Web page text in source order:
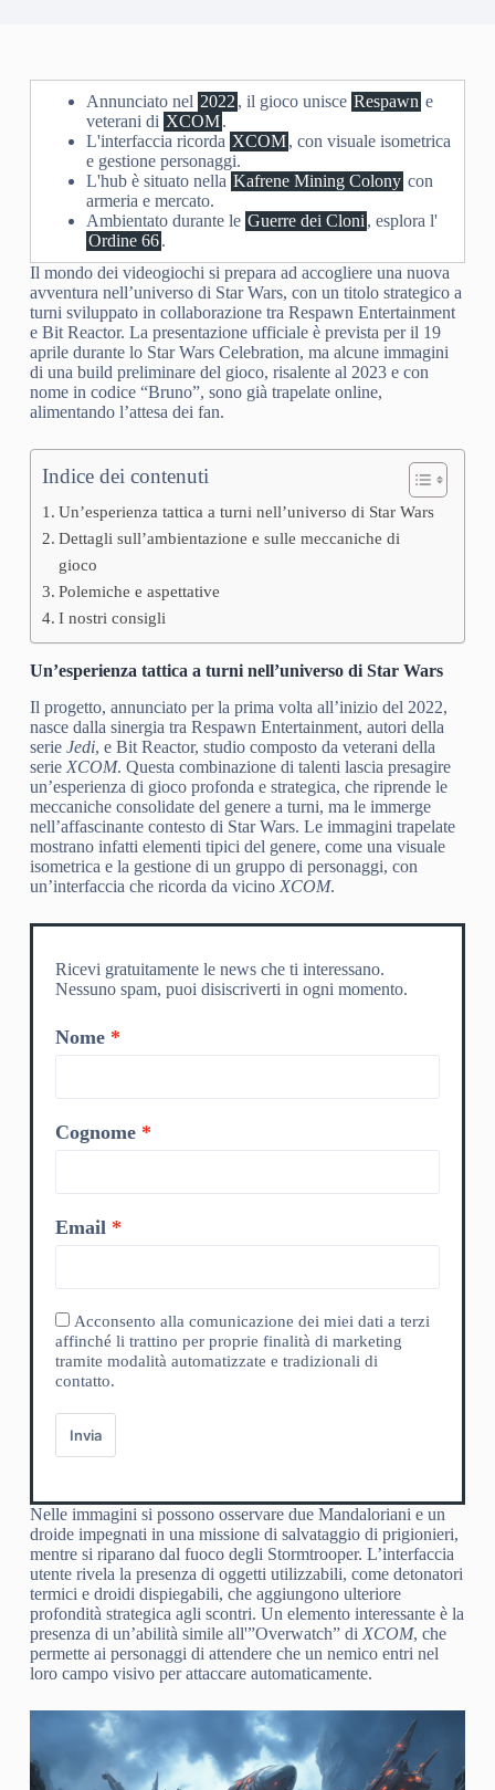
Annunciato nel 2022 , il gioco unisce Respawn e
veterani di XCOM.
L'interfaccia ricorda XCOM, con visuale isometrica
e gestione personaggi.
L'hub è situato nella Kafrene Mining Colony con
armeria e mercato.
Ambientato durante le Guerre dei Cloni , esplora l'
Ordine 66.
Il mondo dei videogiochi si prepara ad accogliere una nuova
avventura nell’universo di Star Wars, con un titolo strategico a
turni sviluppato in collaborazione tra Respawn Entertainment
e Bit Reactor. La presentazione ufficiale è prevista per il 19
aprile durante lo Star Wars Celebration, ma alcune immagini
di una build preliminare del gioco, risalente al 2023 e con
nome in codice “Bruno”, sono già trapelate online,
alimentando l’attesa dei fan.
Indice dei contenuti
Un’esperienza tattica a turni nell’universo di Star Wars
Dettagli sull’ambientazione e sulle meccaniche di
gioco
Polemiche e aspettative
I nostri consigli
Un’esperienza tattica a turni nell’universo di Star Wars
Il progetto, annunciato per la prima volta all’inizio del 2022,
nasce dalla sinergia tra Respawn Entertainment, autori della
serie Jedi, e Bit Reactor, studio composto da veterani della
serie XCOM. Questa combinazione di talenti lascia presagire
un’esperienza di gioco profonda e strategica, che riprende le
meccaniche consolidate del genere a turni, ma le immerge
nell’affascinante contesto di Star Wars. Le immagini trapelate
mostrano infatti elementi tipici del genere, come una visuale
isometrica e la gestione di un gruppo di personaggi, con
un’interfaccia che ricorda da vicino XCOM.
Ricevi gratuitamente le news che ti interessano.
Nessuno spam, puoi disiscriverti in ogni momento.
Nome
Cognome
Email
Acconsento alla comunicazione dei miei dati a terzi
affinché li trattino per proprie finalità di marketing
tramite modalità automatizzate e tradizionali di
contatto.
Invia
Nelle immagini si possono osservare due Mandaloriani e un
droide impegnati in una missione di salvataggio di prigionieri,
mentre si riparano dal fuoco degli Stormtrooper. L’interfaccia
utente rivela la presenza di oggetti utilizzabili, come detonatori
termici e droidi dispiegabili, che aggiungono ulteriore
profondità strategica agli scontri. Un elemento interessante è la
presenza di un’abilità simile all'”Overwatch” di XCOM, che
permette ai personaggi di attendere che un nemico entri nel
loro campo visivo per attaccare automaticamente.